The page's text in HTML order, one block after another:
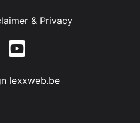
& Privacy
lexxweb.be